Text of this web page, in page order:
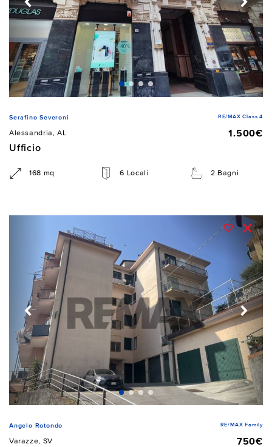
Serafino Severoni RE/MAX Class 4
Alessandria, AL
1.500€
Ufficio
168 mq 6 Locali 2 Bagni
Angelo Rotondo RE/MAX Family
Varazze, SV
750€